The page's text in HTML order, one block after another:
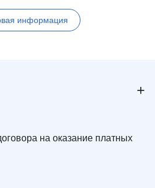
информация
+
на оказание платных